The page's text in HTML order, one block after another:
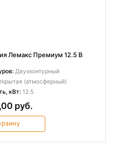
Лемакс Премиум 12.5 В
Двухконтурный
(атмосферный)
кВт:12.5
руб.